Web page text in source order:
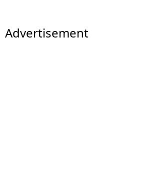
Advertisement